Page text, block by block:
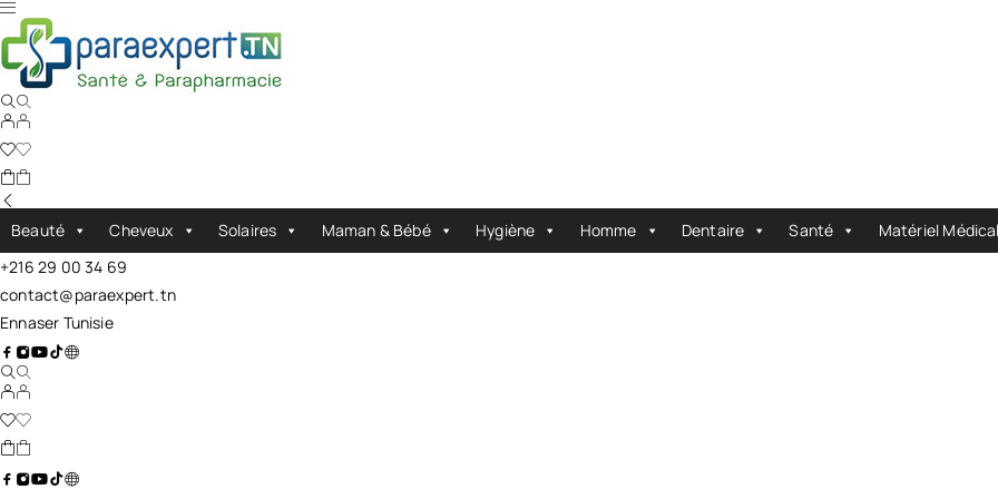
Beauté Cheveux Solaires Maman & Bébé Hygiène Homme Dentaire Santé Matériel Médical
+216 29 00 34 69
contact@paraexpert.tn
Ennaser Tunisie